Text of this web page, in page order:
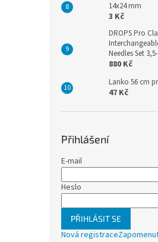
14x24 mm
3 Kč
DROPS Pro
Needles Set
880 Kč
Lanko 56 cm
47 Kč
Přihlášení
E-mail
Heslo
PŘIHLÁSIT SE
Nová registrace